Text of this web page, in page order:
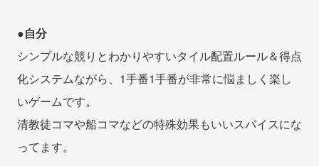
●自分
シンプルな競りとわかりやすいタイル配置ルール＆得点
化システムながら、1手番1手番が非常に悩ましく楽し
いゲームです。
清教徒コマや船コマなどの特殊効果もいいスパイスにな
ってます。